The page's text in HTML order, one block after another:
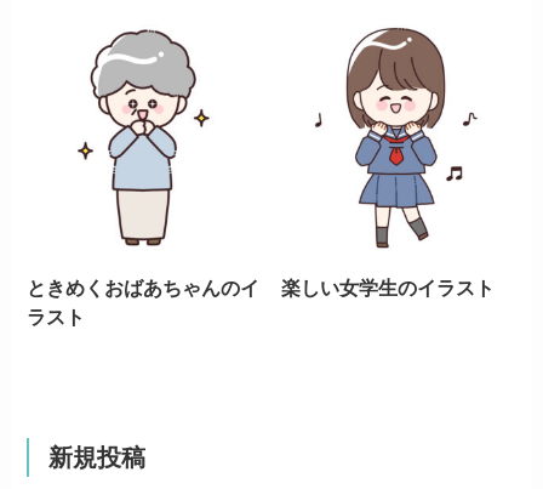
ときめくおばあちゃんのイ
ラスト
楽しい女学生のイラスト
新規投稿